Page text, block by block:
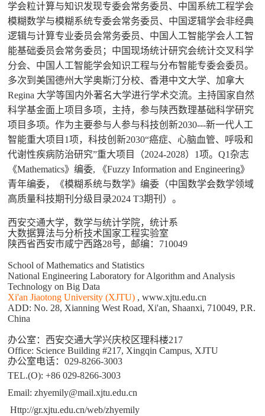
学会粒计算与知识发现专委会常务委员、中国系统工程学会
模糊数学与模糊系统专委会常务委员、中国逻辑学会非经典
逻辑与计算专业委员会常务委员、中国人工智能学会人工智
能基础委员会常务委员；中国现场统计研究会统计交叉科学
分会、中国人工智能学会知识工程与分布智能专委会委员。
多次到美国德州大学奥斯汀分校、香港中文大学、加拿大
Regina 大学等国内外著名大学进行学术交流。主持国家自然
科学基金面上项目多项，主持，参与陕西数理基础科学研究
项目多项。作为主要参与人参与科技创新2030---新一代人工
智能重大项目 1项，科技创新2030“癌症、心脑血管、呼吸和
代谢性疾病防治研究”重大项目（2024-2028） 1项。Q1 杂志
《Mathematics》编委, 《Fuzzy Information and Engineering》
青年编委，《模糊系统与数学》编委（中国数学会数学领域
高质量科技期刊分级目录2024 T3期刊）。
西安交通大学，数学与统计学院，统计系
大数据算法与分析技术国家工程实验室
陕西省西安市咸宁西路28号，邮编：710049
School of Mathematics and Statistics
National Engineering Laboratory for Algorithm and Analysis
Technology on Big Data
Xi'an Jiaotong University (XJTU) ,www.xjtu.edu.cn
ADD: No. 28, Xianning West Road, Xi'an, Shaanxi, 710049, P.R.
China
办公室：西安交通大学兴庆校区理科楼217
Office: Science Building #217, Xingqin Campus, XJTU
办公室电话：029-8266-3003
TEL.(O): +86 029-8266-3003
Email: zhyemily@mail.xjtu.edu.cn
Http://gr.xjtu.edu.cn/web/zhyemily